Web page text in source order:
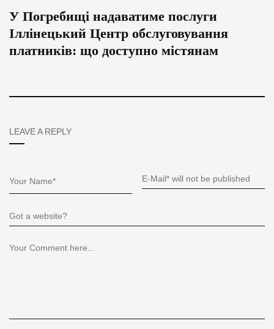
У Погребищі надаватиме послуги
Іллінецький Центр обслуговування
платників: що доступно містянам
LEAVE A REPLY